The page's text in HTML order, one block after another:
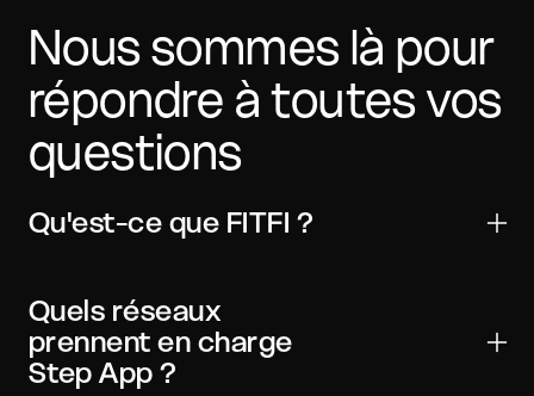
Nous sommes là pour
répondre à toutes vos
questions
Qu'est-ce que FITFI ?
transferts, le trading et les applications Web3. Il est
largement compatible avec les principaux
portefeuilles et exchanges.
Quels réseaux
prennent en charge
Step App ?